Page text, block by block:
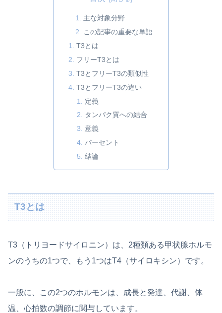
主な対象分野
この記事の重要な単語
T3とは
フリーT3とは
T3とフリーT3の類似性
T3とフリーT3の違い
定義
タンパク質への結合
意義
パーセント
結論
T3とは
T3（トリヨードサイロニン）は、2種類ある甲状腺ホルモ
ンのうちの1つで、もう1つはT4（サイロキシン）です。
一般に、この2つのホルモンは、成長と発達、代謝、体
温、心拍数の調節に関与しています。